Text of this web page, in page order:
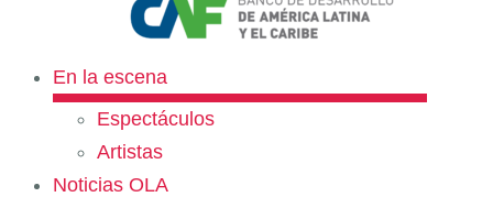
En la escena
Espectáculos
Artistas
Noticias OLA